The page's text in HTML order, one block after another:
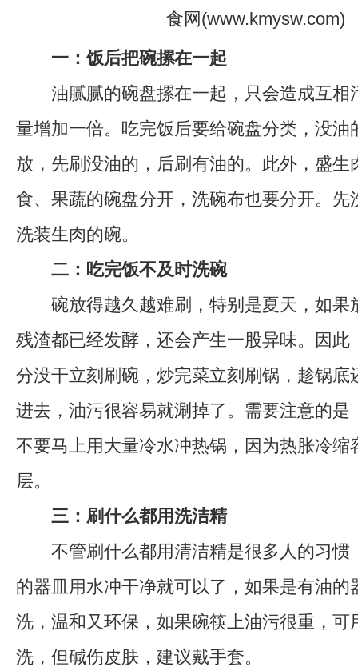
一：饭后把碗摞在一起
油腻腻的碗盘摞在一起，只会造成互相
量增加一倍。吃完饭后要给碗盘分类，没油
放，先刷没油的，后刷有油的。此外，盛生
食、果蔬的碗盘分开，洗碗布也要分开。先
洗装生肉的碗。
二：吃完饭不及时洗碗
碗放得越久越难刷，特别是夏天，如果
残渣都已经发酵，还会产生一股异味。因此
分没干立刻刷碗，炒完菜立刻刷锅，趁锅底
进去，油污很容易就涮掉了。需要注意的是
不要马上用大量冷水冲热锅，因为热胀冷缩
层。
三：刷什么都用洗洁精
不管刷什么都用清洁精是很多人的习惯
的器皿用水冲干净就可以了，如果是有油的
洗，温和又环保，如果碗筷上油污很重，可
洗，但碱伤皮肤，建议戴手套。